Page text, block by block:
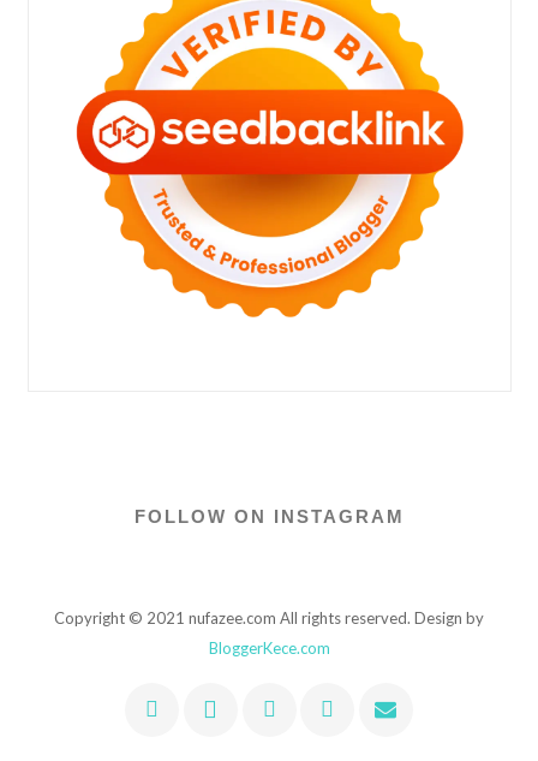
FOLLOW ON INSTAGRAM
Copyright © 2021 nufazee.com All rights reserved. Design by
BloggerKece.com